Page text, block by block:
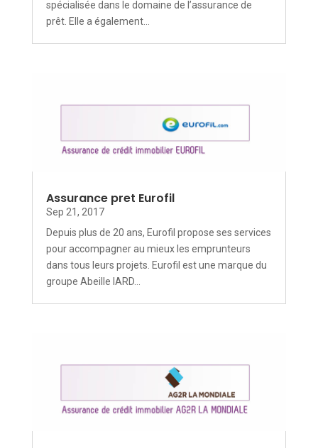
spécialisée dans le domaine de l’assurance de
prêt. Elle a également...
Assurance pret Eurofil
Sep 21, 2017
Depuis plus de 20 ans, Eurofil propose ses services
pour accompagner au mieux les emprunteurs
dans tous leurs projets. Eurofil est une marque du
groupe Abeille IARD...